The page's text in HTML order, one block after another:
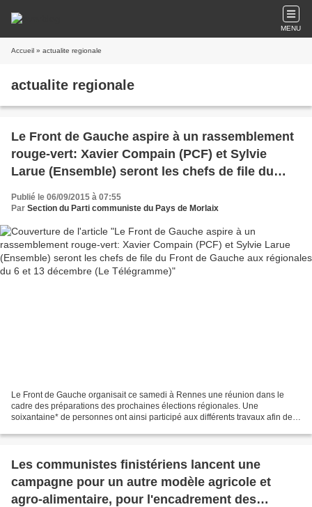
MENU
Accueil » actualite regionale
actualite regionale
Le Front de Gauche aspire à un rassemblement
rouge-vert: Xavier Compain (PCF) et Sylvie
Larue (Ensemble) seront les chefs de file du
Front de Gauche aux régionales du 6 et 13
décembre (Le Télégramme)
Publié le 06/09/2015 à 07:55
Par Section du Parti communiste du Pays de Morlaix
Le Front de Gauche organisait ce samedi à Rennes une réunion dans le
cadre des préparations des prochaines élections régionales. Une
soixantaine* de personnes ont ainsi participé aux différents travaux afin de
Les communistes finistériens lancent une
campagne pour un autre modèle agricole et
agro-alimentaire, pour l'encadrement des